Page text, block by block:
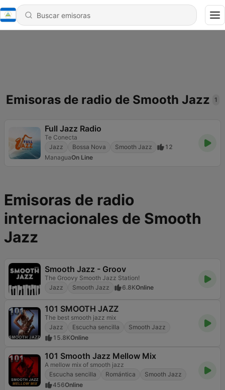
Emisoras de radio de Smooth Jazz 1
Full Jazz Radio
Te Conecta
Jazz
Bossa Nova Smooth Jazz
12
ManaguaOn Line
Emisoras de radio
internacionales de Smooth
Jazz
Smooth Jazz - Groov
The Groovy Smooth Jazz Station!
Jazz
Smooth Jazz 6.8KOnline
101 SMOOTH JAZZ
The best smooth jazz mix
Jazz
Escucha sencilla
Smooth Jazz
15.8KOnline
101 Smooth Jazz Mellow Mix
A mellow mix of smooth jazz
Escucha sencilla
Romántica
Smooth Jazz
456Online